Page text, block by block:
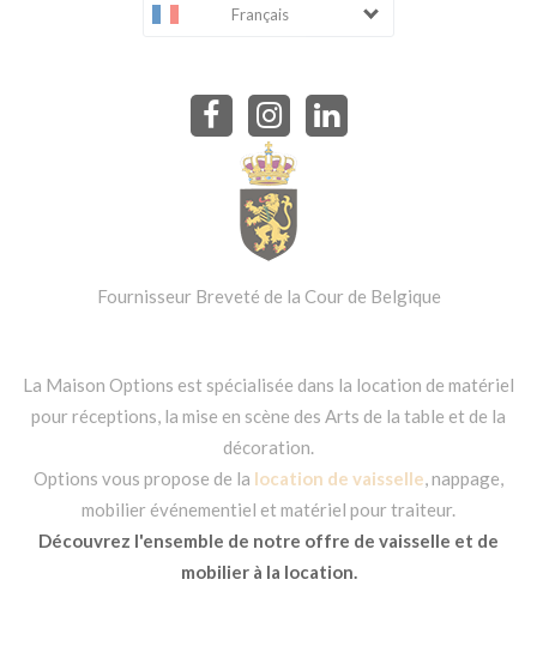
Français
Fournisseur Breveté de la Cour de Belgique
La Maison Options est spécialisée dans la location de matériel
pour réceptions, la mise en scène des Arts de la table et de la
décoration.
Options vous propose de la location de vaisselle, nappage,
mobilier événementiel et matériel pour traiteur.
Découvrez l'ensemble de notre offre de vaisselle et de
mobilier à la location.